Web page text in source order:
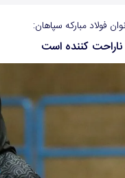
فولاد مبارکه سپاهان:
کننده است